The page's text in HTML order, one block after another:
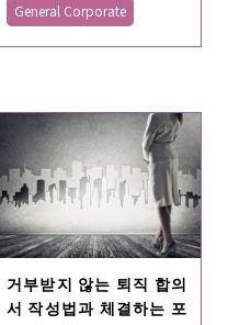
General Corporate
거부받지 않는 퇴직 합의
서 작성법과 체결하는 포